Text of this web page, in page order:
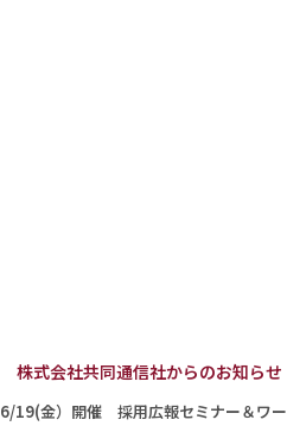
株式会社共同通信社からのお知らせ
6/19(金）開催 採用広報セミナー＆ワー